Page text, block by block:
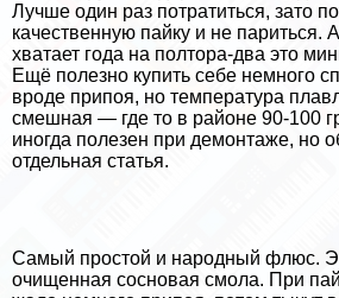
Лучше один раз потратиться, зато
качественную пайку и не париться.
хватает года на полтора-два это
Ещё полезно купить себе немного
вроде припоя, но температура
смешная — где то в районе 90-100
иногда полезен при демонтаже, но
отдельная статья.
Самый простой и народный флюс.
очищенная сосновая смола. При